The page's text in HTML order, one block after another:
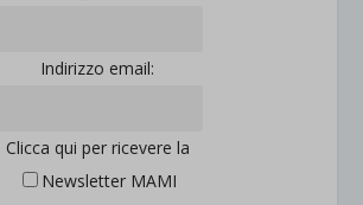
Indirizzo email:
Clicca qui per ricevere la
Newsletter MAMI